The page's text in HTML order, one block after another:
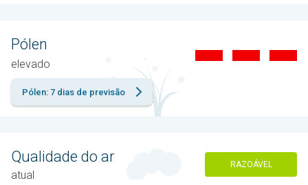
Pólen
elevado
Pólen: 7 dias de previsão
Qualidade do ar
atual
RAZOÁVEL